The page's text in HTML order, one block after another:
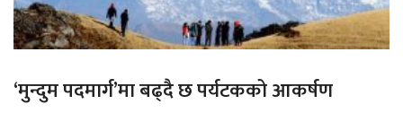
‘मुन्दुम पदमार्ग’मा बढ्दै छ पर्यटकको आकर्षण